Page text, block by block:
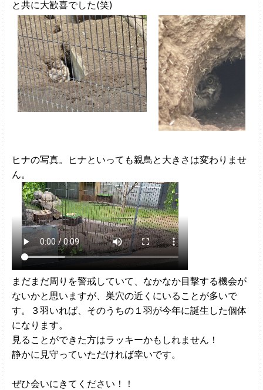
と共に大歓喜でした(笑)
ヒナの写真。ヒナといっても親鳥と大きさは変わりませ
ん。
まだまだ周りを警戒していて、なかなか目撃する機会が
ないかと思いますが、巣穴の近くにいることが多いで
す。３羽いれば、そのうちの１羽が今年に誕生した個体
になります。
見ることができた方はラッキーかもしれません！
静かに見守っていただければ幸いです。
ぜひ会いにきてください！！